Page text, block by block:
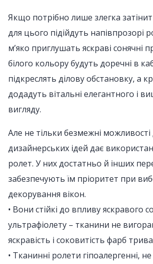
Якщо потрібно лише злегка
для цього підійдуть напівпрозорі
м’яко приглушать яскраві сонячні
білого кольору будуть доречні в
підкреслять ділову обстановку, а
додадуть вітальні елегантного і
вигляду.
Але не тільки безмежні можливості
дизайнерських ідей дає
ролет. У них достатньо й інших
забезпечують їм пріоритет при
декорування вікон.
• Вони стійкі до впливу яскравого
ультрафіолету – тканини не
яскравість і соковитість фарб
• Тканинні ролети гіпоалергенні,